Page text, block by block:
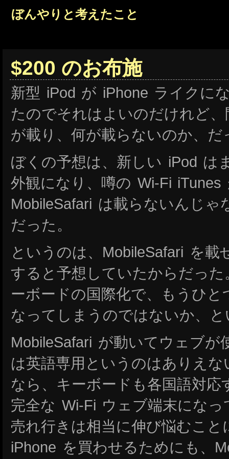
ぼんやりと考えたこと
$200 のお布施
新型 iPod が iPhone ライクに
たのでそれはよいのだけれど
が載り、何が載らないのか、だ
ぼくの予想は、新しい iPod は
外観になり、噂の Wi-Fi iTunes
MobileSafari は載らないんじゃ
だった。
というのは、MobileSafari を載
すると予想していたからだっ
ーボードの国際化で、もうひ
なってしまうのではないか、
MobileSafari が動いてウェブが
は英語専用というのはありえ
なら、キーボードも各国語対
完全な Wi-Fi ウェブ端末にな
売れ行きは相当に伸び悩むこ
iPhone を買わせるためにも、